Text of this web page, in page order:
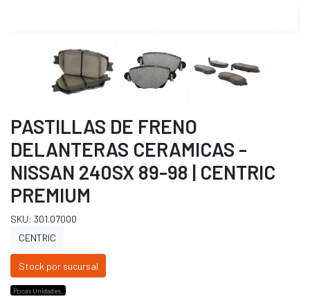
PASTILLAS DE FRENO
DELANTERAS CERAMICAS -
NISSAN 240SX 89-98 | CENTRIC
PREMIUM
SKU: 301.07000
CENTRIC
Stock por sucursal
Pocas Unidades.